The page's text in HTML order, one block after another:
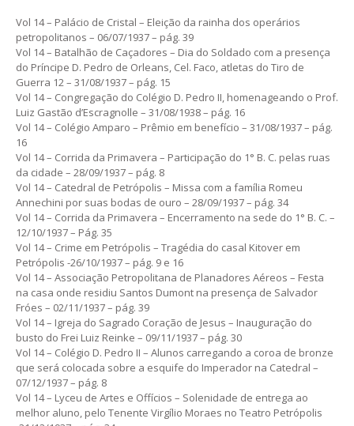
Vol 14 – Palácio de Cristal – Eleição da rainha dos operários
petropolitanos – 06/07/1937 – pág. 39
Vol 14 – Batalhão de Caçadores – Dia do Soldado com a presença
do Príncipe D. Pedro de Orleans, Cel. Faco, atletas do Tiro de
Guerra 12 – 31/08/1937 – pág. 15
Vol 14 – Congregação do Colégio D. Pedro II, homenageando o Prof.
Luiz Gastão d’Escragnolle – 31/08/1938 – pág. 16
Vol 14 – Colégio Amparo – Prêmio em benefício – 31/08/1937 – pág.
16
Vol 14 – Corrida da Primavera – Participação do 1° B. C. pelas ruas
da cidade – 28/09/1937 – pág. 8
Vol 14 – Catedral de Petrópolis – Missa com a família Romeu
Annechini por suas bodas de ouro – 28/09/1937 – pág. 34
Vol 14 – Corrida da Primavera – Encerramento na sede do 1° B. C. –
12/10/1937 – Pág. 35
Vol 14 – Crime em Petrópolis – Tragédia do casal Kitover em
Petrópolis -26/10/1937 – pág. 9 e 16
Vol 14 – Associação Petropolitana de Planadores Aéreos – Festa
na casa onde residiu Santos Dumont na presença de Salvador
Fróes – 02/11/1937 – pág. 39
Vol 14 – Igreja do Sagrado Coração de Jesus – Inauguração do
busto do Frei Luiz Reinke – 09/11/1937 – pág. 30
Vol 14 – Colégio D. Pedro II – Alunos carregando a coroa de bronze
que será colocada sobre a esquife do Imperador na Catedral –
07/12/1937 – pág. 8
Vol 14 – Lyceu de Artes e Offícios – Solenidade de entrega ao
melhor aluno, pelo Tenente Virgílio Moraes no Teatro Petrópolis